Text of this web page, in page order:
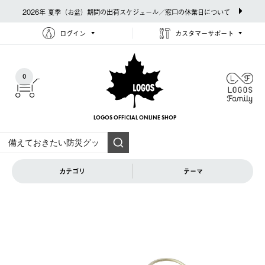
2026年 夏季（お盆）期間の出荷スケジュール／窓口の休業日について
ログイン カスタマーサポート
0
LOGOS OFFICIAL ONLINE SHOP
カテゴリ テーマ